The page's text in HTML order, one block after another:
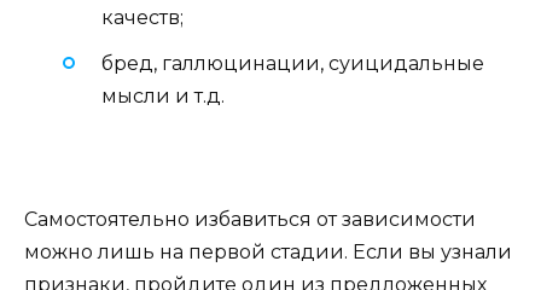
качеств;
бред, галлюцинации, суицидальные
мысли и т.д.
Самостоятельно избавиться от зависимости
можно лишь на первой стадии. Если вы узнали
признаки, пройдите один из предложенных